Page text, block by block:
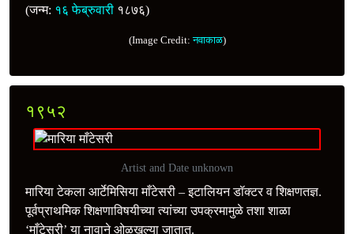
(जन्म: १६ फेब्रुवारी १८७६)
(Image Credit:नवाकाळ)
१९५२
Artist and Date unknown
मारिया टेकला आर्टेमिसिया माँटेसरी – इटालियन डॉक्टर व शिक्षणतज्ञ.
पूर्वप्राथमिक शिक्षणाविषयीच्या त्यांच्या उपक्रमामुळे तशा शाळा
‘माँटेसरी’ या नावाने ओळखल्या जातात.